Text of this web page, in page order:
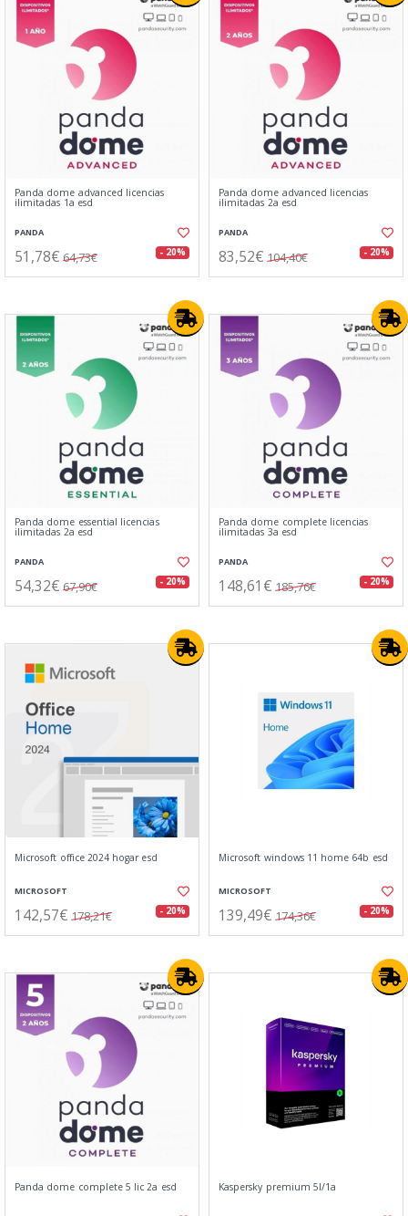
Panda dome advanced licencias
ilimitadas 1a esd
PANDA
51,78€ 64,73€ - 20%
Panda dome advanced licencias
ilimitadas 2a esd
PANDA
83,52€ 104,40€ - 20%
Panda dome essential licencias
ilimitadas 2a esd
PANDA
54,32€ 67,90€ - 20%
Panda dome complete licencias
ilimitadas 3a esd
PANDA
148,61€ 185,76€ - 20%
Microsoft office 2024 hogar esd
MICROSOFT
142,57€ 178,21€ - 20%
Microsoft windows 11 home 64b esd
MICROSOFT
139,49€ 174,36€ - 20%
Panda dome complete 5 lic 2a esd Kaspersky premium 5l/1a